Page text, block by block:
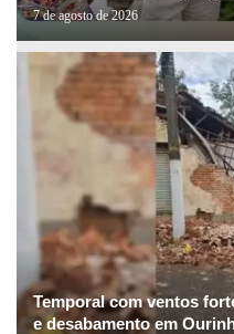
7 de agosto de 2026
Temporal com ventos
e desabamento em